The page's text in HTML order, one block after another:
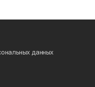
данных